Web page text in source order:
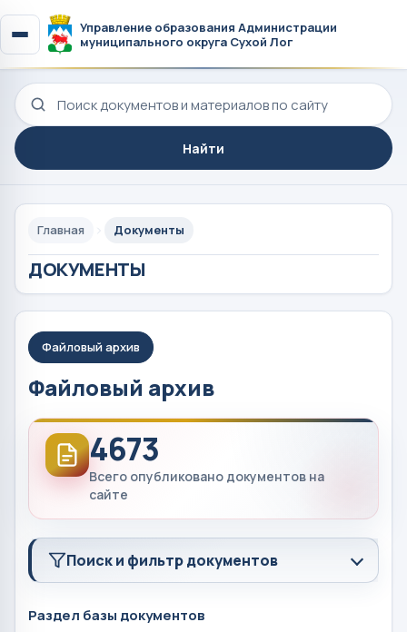
Управление образования Администрации
муниципального округа Сухой Лог
Поиск по сайту
Найти
Главная Документы
ДОКУМЕНТЫ
Файловый архив
Файловый архив
4673
Всего опубликовано документов на
сайте
Поиск и фильтр документов
Раздел базы документов